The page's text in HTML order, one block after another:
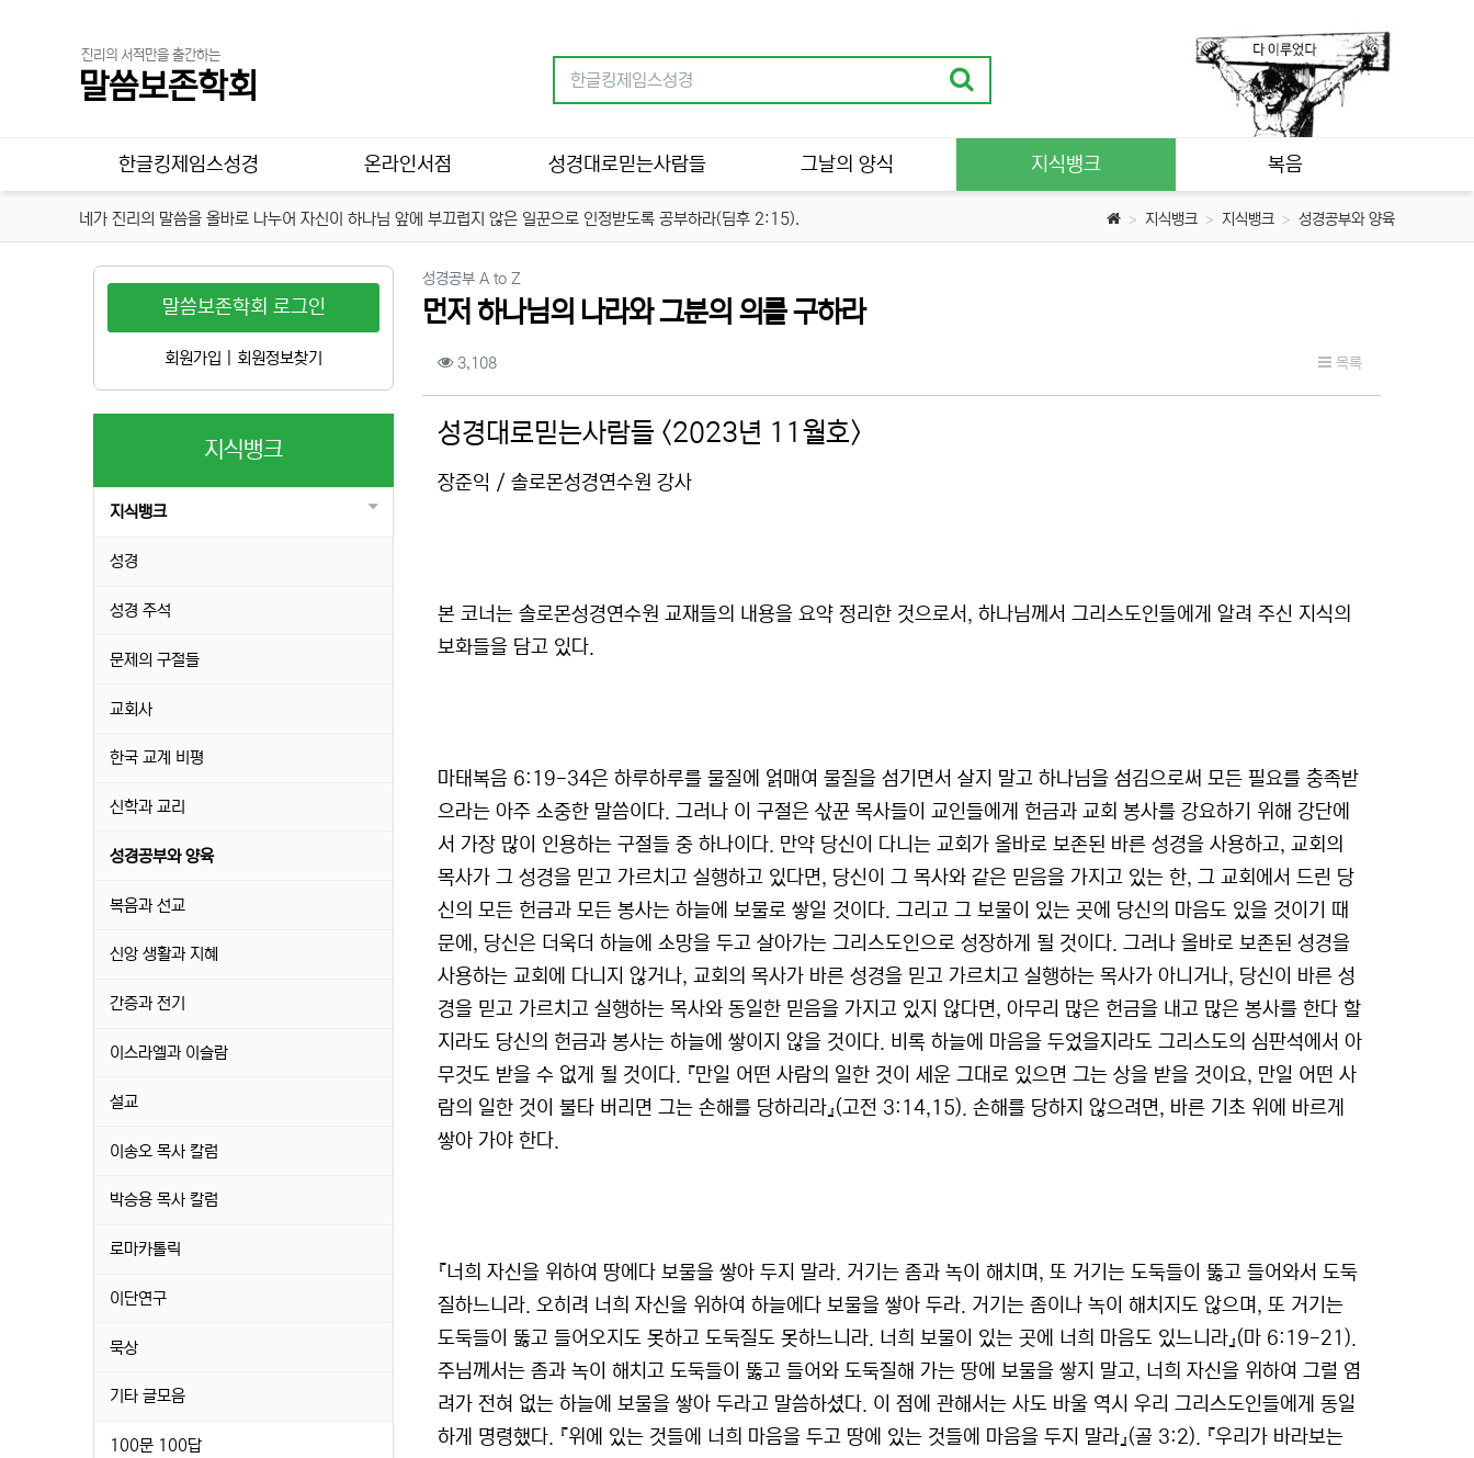
진리의 서적만을 출간하는
말씀보존학회
한글킹제임스성경 온라인서점 성경대로믿는사람들 그날의 양식 지식뱅크 복음
네가 진리의 말씀을 올바로 나누어 자신이 하나님 앞에 부끄럽지 않은 일꾼으로 인정받도록 공부하라(딤후 2:15). 지식뱅크 지식뱅크 성경공부와 양육
성경공부 A to Z
먼저 하나님의 나라와 그분의 의를 구하라
컨텐츠 정보
3,108조회 목록
성경대로믿는사람들 <2023년 11월호>
장준익 / 솔로몬성경연수원 강사
본 코너는 솔로몬성경연수원 교재들의 내용을 요약 정리한 것으로서, 하나님께서 그리스도인들에게 알려 주신 지식의
보화들을 담고 있다.
마태복음 6:19-34은 하루하루를 물질에 얽매여 물질을 섬기면서 살지 말고 하나님을 섬김으로써 모든 필요를 충족받
으라는 아주 소중한 말씀이다. 그러나 이 구절은 삯꾼 목사들이 교인들에게 헌금과 교회 봉사를 강요하기 위해 강단에
서 가장 많이 인용하는 구절들 중 하나이다. 만약 당신이 다니는 교회가 올바로 보존된 바른 성경을 사용하고, 교회의
목사가 그 성경을 믿고 가르치고 실행하고 있다면, 당신이 그 목사와 같은 믿음을 가지고 있는 한, 그 교회에서 드린 당
신의 모든 헌금과 모든 봉사는 하늘에 보물로 쌓일 것이다. 그리고 그 보물이 있는 곳에 당신의 마음도 있을 것이기 때
문에, 당신은 더욱더 하늘에 소망을 두고 살아가는 그리스도인으로 성장하게 될 것이다. 그러나 올바로 보존된 성경을
사용하는 교회에 다니지 않거나, 교회의 목사가 바른 성경을 믿고 가르치고 실행하는 목사가 아니거나, 당신이 바른 성
경을 믿고 가르치고 실행하는 목사와 동일한 믿음을 가지고 있지 않다면, 아무리 많은 헌금을 내고 많은 봉사를 한다 할
지라도 당신의 헌금과 봉사는 하늘에 쌓이지 않을 것이다. 비록 하늘에 마음을 두었을지라도 그리스도의 심판석에서 아
무것도 받을 수 없게 될 것이다. 『만일 어떤 사람의 일한 것이 세운 그대로 있으면 그는 상을 받을 것이요, 만일 어떤 사
람의 일한 것이 불타 버리면 그는 손해를 당하리라』(고전 3:14,15). 손해를 당하지 않으려면, 바른 기초 위에 바르게
쌓아 가야 한다.
『너희 자신을 위하여 땅에다 보물을 쌓아 두지 말라. 거기는 좀과 녹이 해치며, 또 거기는 도둑들이 뚫고 들어와서 도둑
질하느니라. 오히려 너희 자신을 위하여 하늘에다 보물을 쌓아 두라. 거기는 좀이나 녹이 해치지도 않으며, 또 거기는
도둑들이 뚫고 들어오지도 못하고 도둑질도 못하느니라. 너희 보물이 있는 곳에 너희 마음도 있느니라』(마 6:19-21).
주님께서는 좀과 녹이 해치고 도둑들이 뚫고 들어와 도둑질해 가는 땅에 보물을 쌓지 말고, 너희 자신을 위하여 그럴 염
려가 전혀 없는 하늘에 보물을 쌓아 두라고 말씀하셨다. 이 점에 관해서는 사도 바울 역시 우리 그리스도인들에게 동일
하게 명령했다. 『위에 있는 것들에 너희 마음을 두고 땅에 있는 것들에 마음을 두지 말라』(골 3:2). 『우리가 바라보는
말씀보존학회 로그인
회원가입 회원정보찾기
지식뱅크
지식뱅크
성경
성경 주석
문제의 구절들
교회사
한국 교계 비평
신학과 교리
성경공부와 양육
복음과 선교
신앙 생활과 지혜
간증과 전기
이스라엘과 이슬람
설교
이송오 목사 칼럼
박승용 목사 칼럼
로마카톨릭
이단연구
묵상
기타 글모음
100문 100답